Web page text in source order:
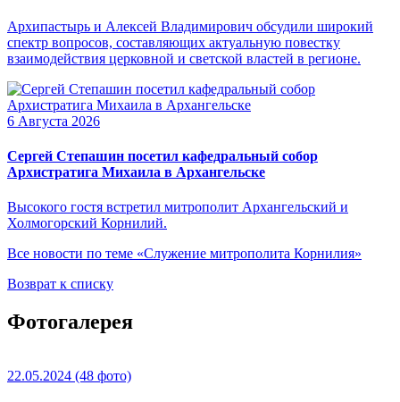
Архипастырь и Алексей Владимирович обсудили широкий
спектр вопросов, составляющих актуальную повестку
взаимодействия церковной и светской властей в регионе.
6 Августа 2026
Сергей Степашин посетил кафедральный собор
Архистратига Михаила в Архангельске
Высокого гостя встретил митрополит Архангельский и
Холмогорский Корнилий.
Все новости по теме «Служение митрополита Корнилия»
Возврат к списку
Фотогалерея
22.05.2024 (48 фото)